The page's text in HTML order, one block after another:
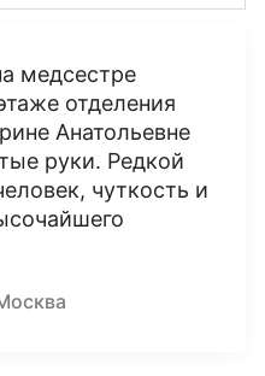
медсестре
отделения
Анатольевне
руки. Редкой
чуткость и